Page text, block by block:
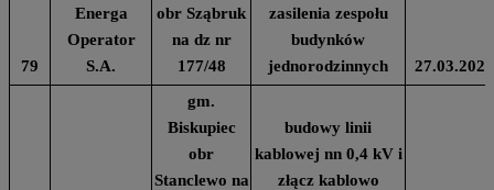
79
Energa
Operator
S.A.
obr Sząbruk
na dz nr
177/48
zasilenia zespołu
budynków
jednorodzinnych
27.03.2024
gm.
Biskupiec
obr
Stanclewo na
budowy linii
kablowej nn 0,4 kV i
złącz kablowo